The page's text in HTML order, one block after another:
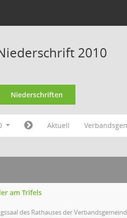
2010
Niederschriften
Aktuell
am Trifels
des Rathauses der